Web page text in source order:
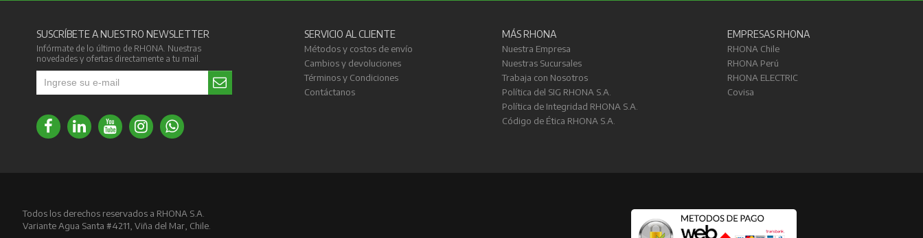
SUSCRÍBETE A NUESTRO NEWSLETTER
Infórmate de lo último de RHONA. Nuestras
novedades y ofertas directamente a tu mail.
SERVICIO AL CLIENTE
Métodos y costos de envío
Cambios y devoluciones
Términos y Condiciones
Contáctanos
MÁS RHONA
Nuestra Empresa
Nuestras Sucursales
Trabaja con Nosotros
Política del SIG RHONA S.A.
Política de Integridad RHONA S.A.
Código de Ética RHONA S.A.
EMPRESAS RHONA
RHONA Chile
RHONA Perú
RHONA ELECTRIC
Covisa
Todos los derechos reservados a RHONA S.A.
Variante Agua Santa #4211, Viña del Mar, Chile.